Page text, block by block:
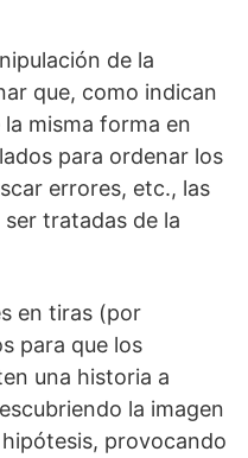
de la
que, como indican
misma forma en
para ordenar los
errores, etc., las
tratadas de la
en tiras (por
para que los
una historia a
la imagen
provocando